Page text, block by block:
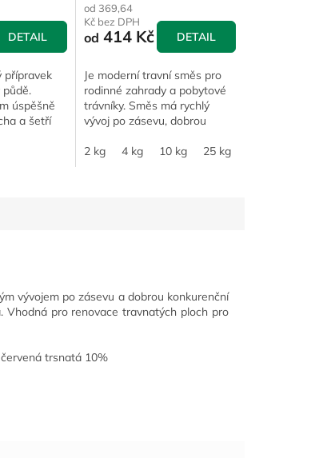
DETAIL
přípravek
úspěšně
a šetří
od 369,64
Kč bez DPH
od 414 Kč DETAIL
Je moderní travní směs pro
rodinné zahrady a pobytové
trávníky. Směs má rychlý
vývoj po zásevu, dobrou
plevelům, odolnost
2 kg 4 kg 10 kg 25 kg
vývojem po zásevu a dobrou konkurenční
Vhodná pro renovace travnatých ploch pro
trsnatá 10%